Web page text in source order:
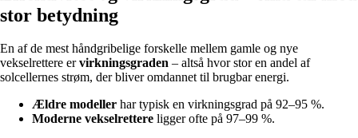
stor betydning
En af de mest håndgribelige forskelle mellem gamle og nye
vekselrettere ervirkningsgraden – altså hvor stor en andel af
solcellernes strøm, der bliver omdannet til brugbar energi.
Ældre modeller har typisk en virkningsgrad på 92–95 %.
Moderne vekselrettere ligger ofte på 97–99 %.